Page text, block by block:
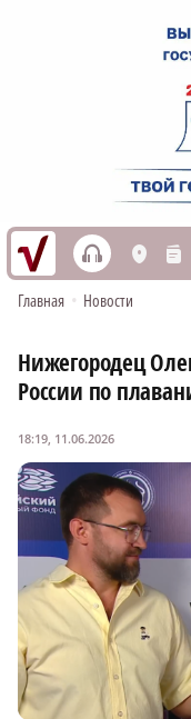
h L n
Главная • Новости
Нижегородец
России по
18:19, 11.06.2026